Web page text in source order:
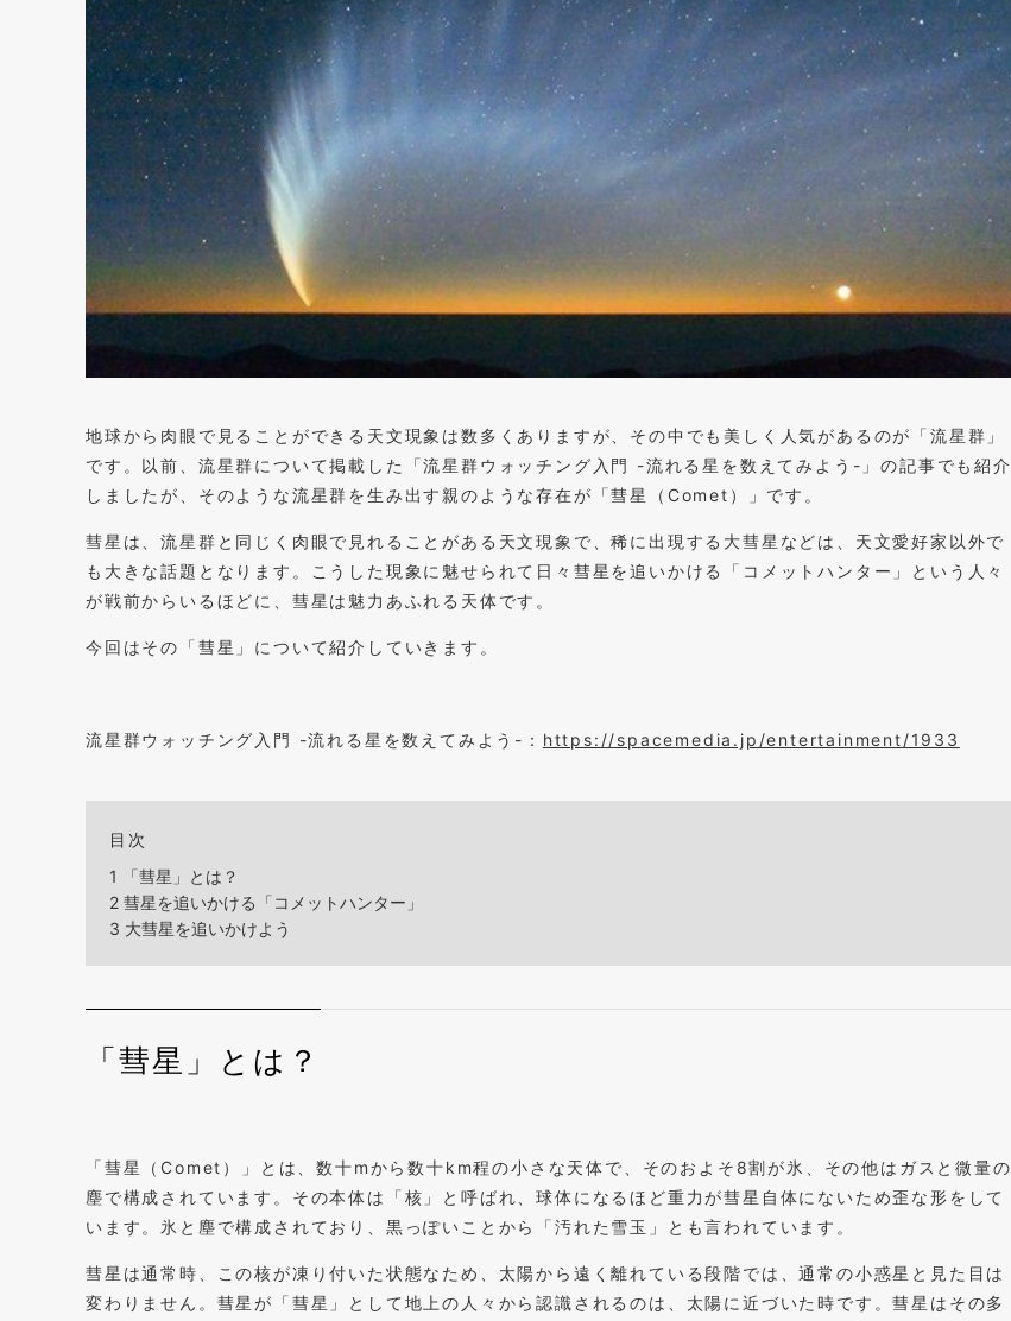
地球から肉眼で見ることができる天文現象は数多くありますが、その中でも美しく人気があるのが「流星群」
です。以前、流星群について掲載した「流星群ウォッチング入門 -流れる星を数えてみよう-」の記事でも紹介
しましたが、そのような流星群を生み出す親のような存在が「彗星（Comet）」です。
彗星は、流星群と同じく肉眼で見れることがある天文現象で、稀に出現する大彗星などは、天文愛好家以外で
も大きな話題となります。こうした現象に魅せられて日々彗星を追いかける「コメットハンター」という人々
が戦前からいるほどに、彗星は魅力あふれる天体です。
今回はその「彗星」について紹介していきます。
流星群ウォッチング入門 -流れる星を数えてみよう-： https://spacemedia.jp/entertainment/1933
目次
1
「彗星」とは？
2 彗星を追いかける「コメットハンター」
3 大彗星を追いかけよう
「彗星」とは？
「彗星（Comet）」とは、数十mから数十km程の小さな天体で、そのおよそ8割が氷、その他はガスと微量の
塵で構成されています。その本体は「核」と呼ばれ、球体になるほど重力が彗星自体にないため歪な形をして
います。氷と塵で構成されており、黒っぽいことから「汚れた雪玉」とも言われています。
彗星は通常時、この核が凍り付いた状態なため、太陽から遠く離れている段階では、通常の小惑星と見た目は
変わりません。彗星が「彗星」として地上の人々から認識されるのは、太陽に近づいた時です。彗星はその多